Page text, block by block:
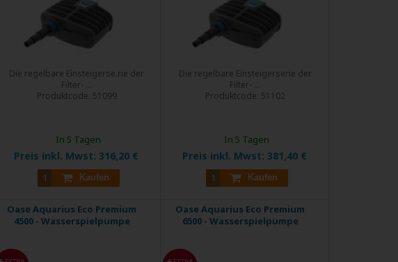
Die regelbare Einsteigerse.rie der
Filter- ...
Produktcode: 51099
Preis inkl. Mwst: 316,20 €
Kaufen
In 5 Tagen
Die regelbare Einsteigerserie der
Filter- ...
Produktcode: 51102
Preis inkl. Mwst: 381,40 €
Kaufen
In 5 Tagen
Oase Aquarius Eco Premium
4500 - Wasserspielpumpe
Oase Aquarius Eco Premium
6500 - Wasserspielpumpe